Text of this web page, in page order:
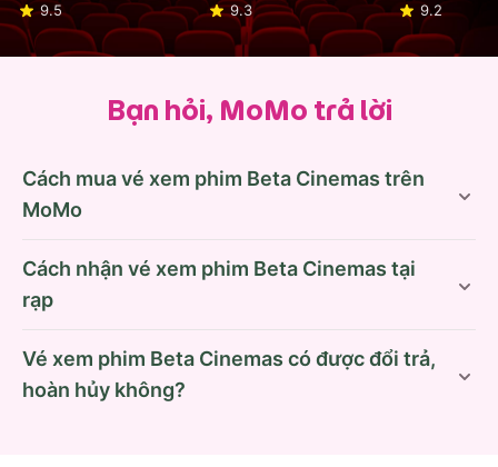
9.5
9.3
9.2
Bạn hỏi, MoMo trả lời
Cách mua vé xem phim Beta Cinemas trên
MoMo
Cách nhận vé xem phim Beta Cinemas tại
rạp
Vé xem phim Beta Cinemas có được đổi trả,
hoàn hủy không?